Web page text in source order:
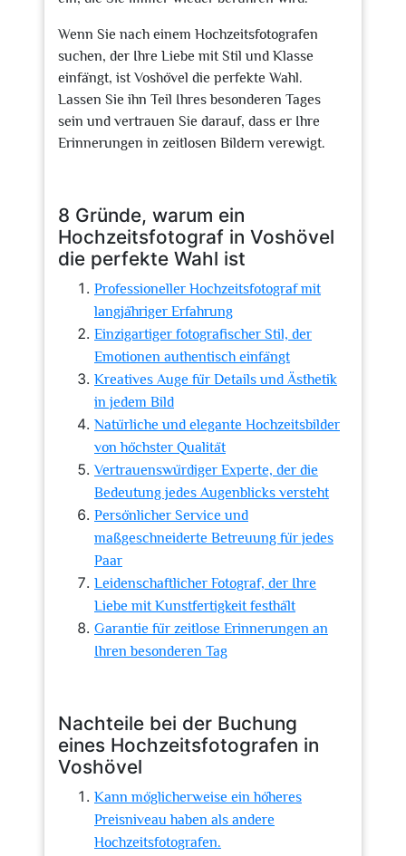
Wenn Sie nach einem Hochzeitsfotografen
suchen, der Ihre Liebe mit Stil und Klasse
einfängt, ist Voshövel die perfekte Wahl.
Lassen Sie ihn Teil Ihres besonderen Tages
sein und vertrauen Sie darauf, dass er Ihre
Erinnerungen in zeitlosen Bildern verewigt.
8 Gründe, warum ein
Hochzeitsfotograf in Voshövel
die perfekte Wahl ist
Professioneller Hochzeitsfotograf mit
langjähriger Erfahrung
Einzigartiger fotografischer Stil, der
Emotionen authentisch einfängt
Kreatives Auge für Details und Ästhetik
in jedem Bild
Natürliche und elegante Hochzeitsbilder
von höchster Qualität
Vertrauenswürdiger Experte, der die
Bedeutung jedes Augenblicks versteht
Persönlicher Service und
maßgeschneiderte Betreuung für jedes
Paar
Leidenschaftlicher Fotograf, der Ihre
Liebe mit Kunstfertigkeit festhält
Garantie für zeitlose Erinnerungen an
Ihren besonderen Tag
Nachteile bei der Buchung
eines Hochzeitsfotografen in
Voshövel
Kann möglicherweise ein höheres
Preisniveau haben als andere
Hochzeitsfotografen.